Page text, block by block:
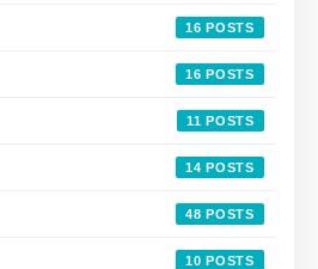
16
16
11
14
48
10